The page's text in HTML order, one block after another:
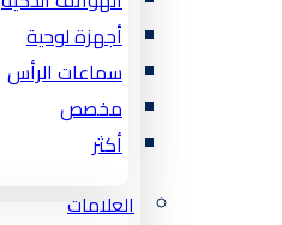
أجهزة لوحية
سماعات الرأس
مخصص
أكثر
العلامات